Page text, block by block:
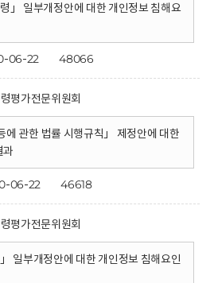
」 일부개정안에 대한 개인정보 침해요
06-22 48066
평가전문위원회
에 관한 법률 시행규칙」 제정안에 대한
과
06-22 46618
평가전문위원회
일부개정안에 대한 개인정보 침해요인